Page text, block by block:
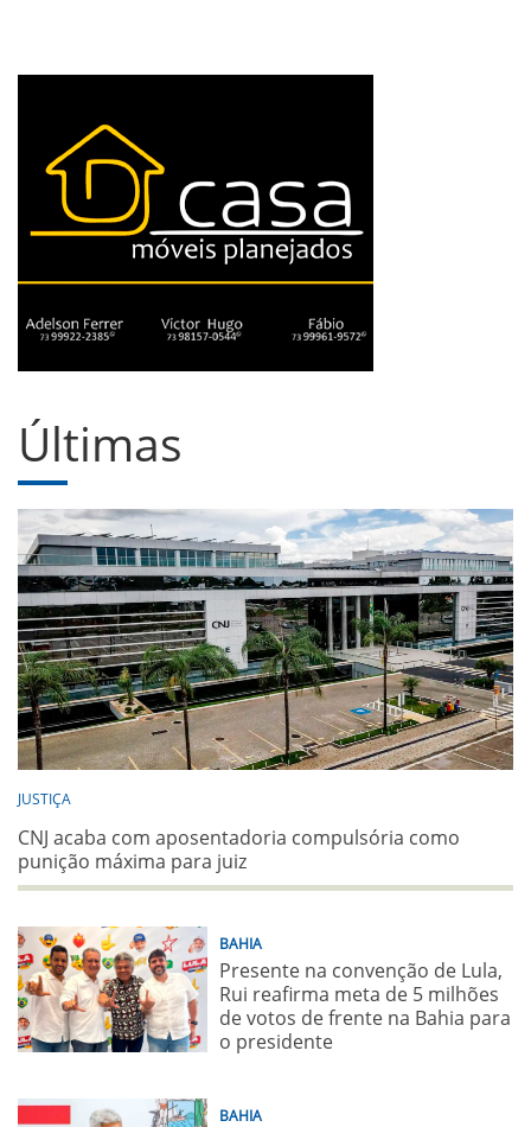
Últimas
JUSTIÇA
CNJ acaba com aposentadoria compulsória como
punição máxima para juiz
BAHIA
Presente na convenção de Lula,
Rui reafirma meta de 5 milhões
de votos de frente na Bahia para
o presidente
BAHIA